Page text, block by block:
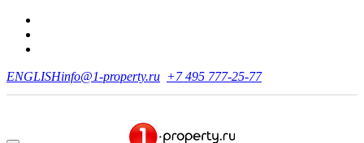
ENGLISHinfo@1-property.ru +7 495 777-25-77